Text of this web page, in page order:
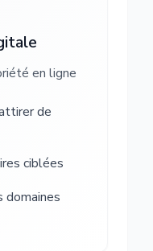
en ligne
de
ciblées
domaines